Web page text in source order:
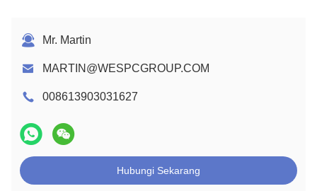
Mr. Martin
MARTIN@WESPCGROUP.COM
008613903031627
Hubungi Sekarang